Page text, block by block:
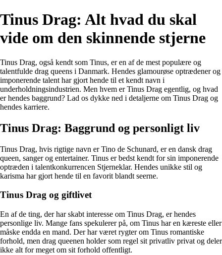
Tinus Drag: Alt hvad du skal
vide om den skinnende stjerne
Tinus Drag, også kendt som Tinus, er en af de mest populære og
talentfulde drag queens i Danmark. Hendes glamourøse optrædener og
imponerende talent har gjort hende til et kendt navn i
underholdningsindustrien. Men hvem er Tinus Drag egentlig, og hvad
er hendes baggrund? Lad os dykke ned i detaljerne om Tinus Drag og
hendes karriere.
Tinus Drag: Baggrund og personligt liv
Tinus Drag, hvis rigtige navn er Tino de Schunard, er en dansk drag
queen, sanger og entertainer. Tinus er bedst kendt for sin imponerende
optræden i talentkonkurrencen Stjerneklar. Hendes unikke stil og
karisma har gjort hende til en favorit blandt seerne.
Tinus Drag og giftlivet
En af de ting, der har skabt interesse om Tinus Drag, er hendes
personlige liv. Mange fans spekulerer på, om Tinus har en kæreste eller
måske endda en mand. Der har været rygter om Tinus romantiske
forhold, men drag queenen holder som regel sit privatliv privat og deler
ikke alt for meget om sit forhold offentligt.